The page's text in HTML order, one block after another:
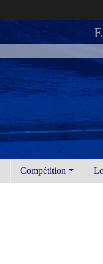
Compétition